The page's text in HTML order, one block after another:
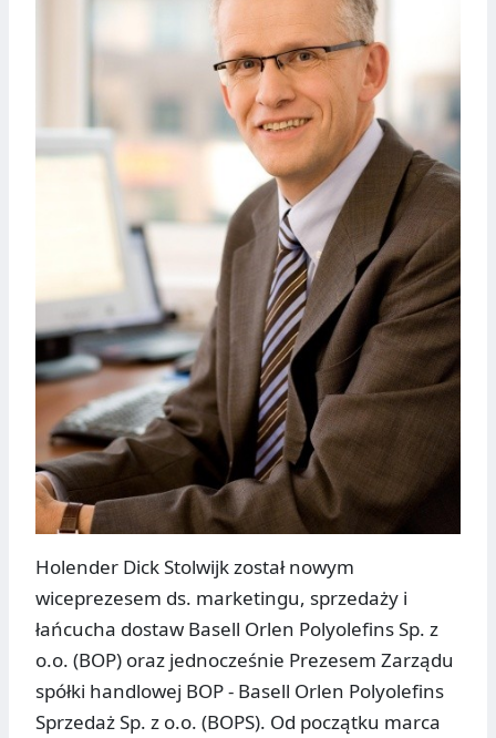
Holender Dick Stolwijk został nowym
wiceprezesem ds. marketingu, sprzedaży i
łańcucha dostaw Basell Orlen Polyolefins Sp. z
o.o. (BOP) oraz jednocześnie Prezesem Zarządu
spółki handlowej BOP - Basell Orlen Polyolefins
Sprzedaż Sp. z o.o. (BOPS). Od początku marca